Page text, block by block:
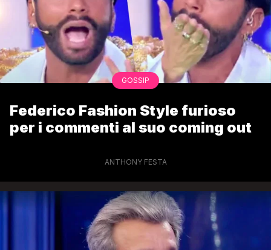
GOSSIP
Federico Fashion Style furioso
per i commenti al suo coming out
ANTHONY FESTA